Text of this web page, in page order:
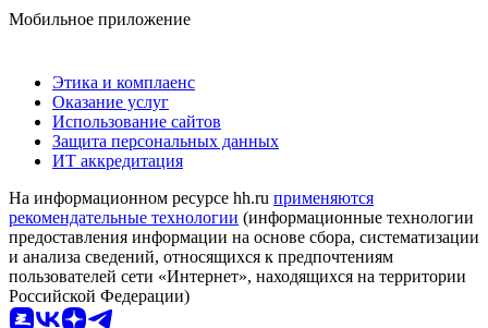
Мобильное приложение
Этика и комплаенс
Оказание услуг
Использование сайтов
Защита персональных данных
ИТ аккредитация
На информационном ресурсе hh.ru применяются
рекомендательные технологии (информационные технологии
предоставления информации на основе сбора, систематизации
и анализа сведений, относящихся к предпочтениям
пользователей сети «Интернет», находящихся на территории
Российской Федерации)